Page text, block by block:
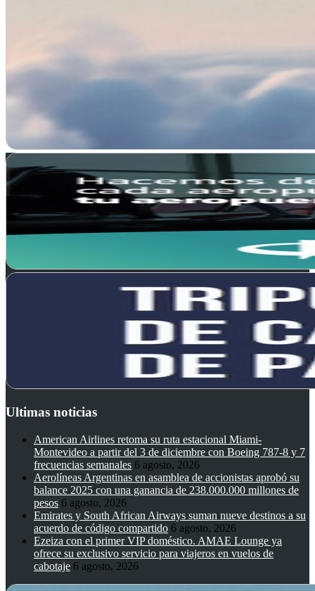
Ultimas noticias
American Airlines retoma su ruta estacional Miami-
Montevideo a partir del 3 de diciembre con Boeing 787-8 y 7
frecuencias semanales 6 agosto, 2026
Aerolíneas Argentinas en asamblea de accionistas aprobó su
balance 2025 con una ganancia de 238.000.000 millones de
pesos 6 agosto, 2026
Emirates y South African Airways suman nueve destinos a su
acuerdo de código compartido 6 agosto, 2026
Ezeiza con el primer VIP doméstico. AMAE Lounge ya
ofrece su exclusivo servicio para viajeros en vuelos de
cabotaje 6 agosto, 2026